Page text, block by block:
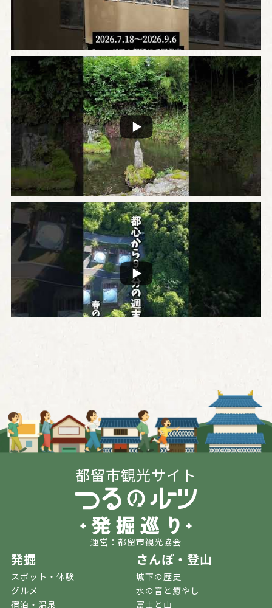
都留市観光サイト
運営：都留市観光協会
発掘
スポット・体験
グルメ
宿泊・温泉
さんぽ・登山
城下の歴史
水の音と癒やし
富士と山